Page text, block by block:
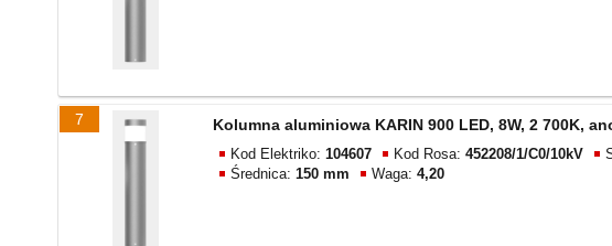
7 Kolumna aluminiowa KARIN 900 LED, 8W, 2 700K,
Kod Elektriko: 104607 Kod Rosa: 452208/1/C0/10kV
Średnica: 150 mm Waga: 4,20